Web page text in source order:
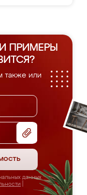
ПРИМЕРЫ
также или
данных